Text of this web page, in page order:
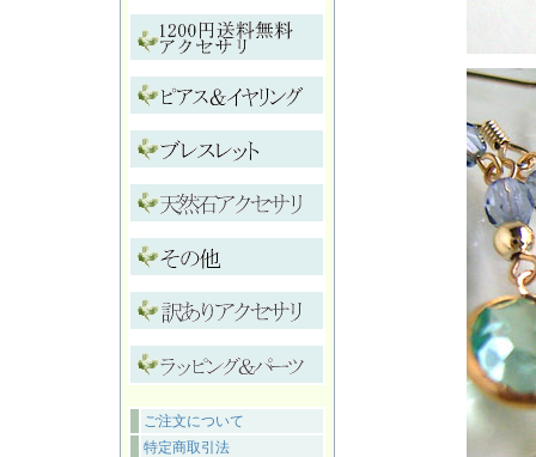
ご注文について
特定商取引法